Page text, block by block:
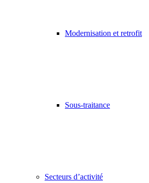
Modernisation et retrofit
Sous-traitance
Secteurs d’activité